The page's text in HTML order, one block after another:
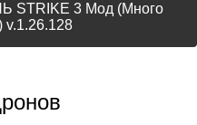
STRIKE 3 Мод (Много
v.1.26.128